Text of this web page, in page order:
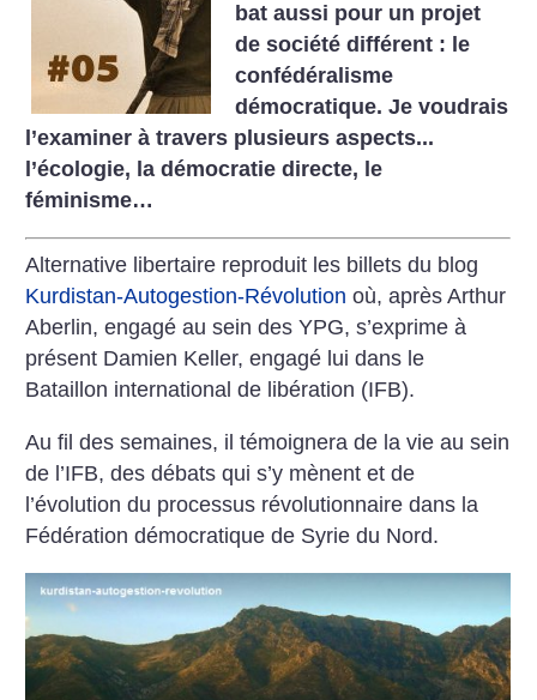
bat aussi pour un projet
de société différent : le
confédéralisme
démocratique. Je voudrais
l’examiner à travers plusieurs aspects...
l’écologie, la démocratie directe, le
féminisme…
Alternative libertaire reproduit les billets du blog
Kurdistan-Autogestion-Révolution où, après Arthur
Aberlin, engagé au sein des YPG, s’exprime à
présent Damien Keller, engagé lui dans le
Bataillon international de libération (IFB).
Au fil des semaines, il témoignera de la vie au sein
de l’IFB, des débats qui s’y mènent et de
l’évolution du processus révolutionnaire dans la
Fédération démocratique de Syrie du Nord.